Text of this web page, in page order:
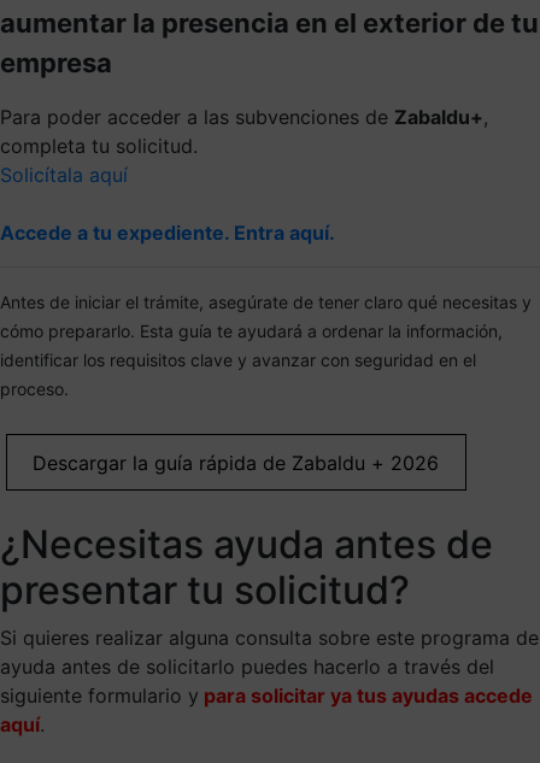
¿Necesitas ayuda antes de
presentar tu solicitud?
Si quieres realizar alguna consulta sobre este programa de
ayuda antes de solicitarlo puedes hacerlo a través del
siguiente formulario y para solicitar ya tus ayudas accede
aquí.
aumentar la presencia en el exterior de tu
empresa
Para poder acceder a las subvenciones de Zabaldu+,
completa tu solicitud.
Solicítala aquí
Accede a tu expediente. Entra aquí.
Antes de iniciar el trámite, asegúrate de tener claro qué necesitas y
cómo prepararlo. Esta guía te ayudará a ordenar la información,
identificar los requisitos clave y avanzar con seguridad en el
proceso.
Descargar la guía rápida de Zabaldu + 2026